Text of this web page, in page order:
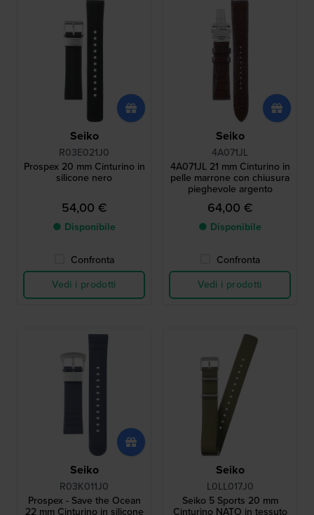
Seiko
R03E021J0
Prospex 20 mm Cinturino in
silicone nero
54,00 €
● Disponibile
Confronta
Vedi i prodotti
Seiko
4A071JL
4A071JL 21 mm Cinturino in
pelle marrone con chiusura
pieghevole argento
64,00 €
● Disponibile
Confronta
Vedi i prodotti
Seiko
R03K011J0
Prospex - Save the Ocean
Seiko
L0LL017J0
Seiko 5 Sports 20 mm